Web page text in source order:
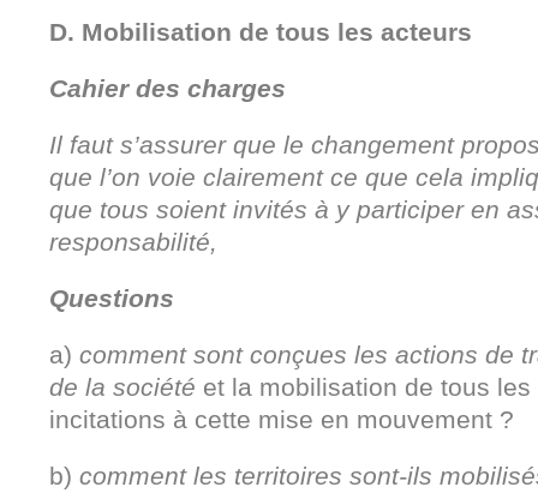
D. Mobilisation de tous les acteurs
Cahier des charges
Il faut s’assurer que le changement
que l’on voie clairement ce que cela
que tous soient invités à y participer en
responsabilité,
Questions
a) comment sont conçues les actions de
de la société et la mobilisation de tous
incitations à cette mise en mouvement ?
b) comment les territoires sont-ils